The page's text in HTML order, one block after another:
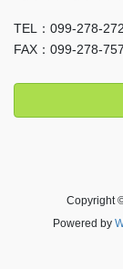
TEL：099-278-
FAX：099-278-
Copyright
Powered by